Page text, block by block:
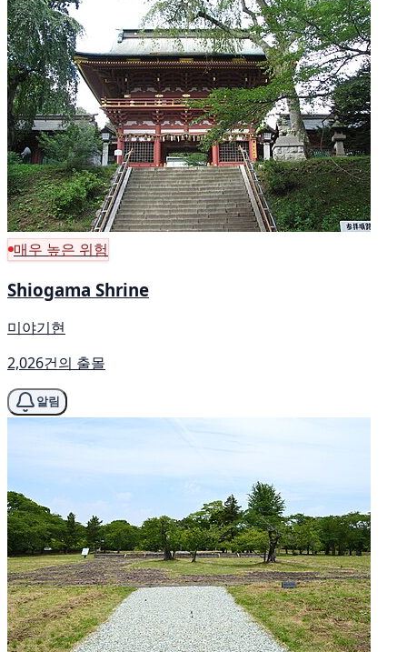
매우 높은 위험
Shiogama Shrine
미야기현
2,026건의 출몰
알림